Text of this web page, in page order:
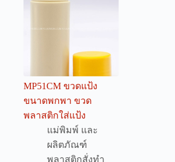
MP51CM ขวดแป้ง
ขนาดพกพา ขวด
พลาสติกใส่แป้ง
แม่พิมพ์ และ
ผลิตภัณฑ์
พลาสติกสั่งทำ